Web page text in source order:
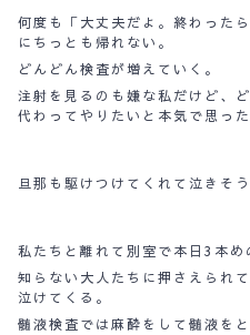
何度も「大丈夫だよ。終わった
にちっとも帰れない。
どんどん検査が増えていく。
注射を見るのも嫌な私だけど、
代わってやりたいと本気で思った
旦那も駆けつけてくれて泣きそう
私たちと離れて別室で本日3本め
知らない大人たちに押さえられ
泣けてくる。
髄液検査では麻酔をして髄液をと